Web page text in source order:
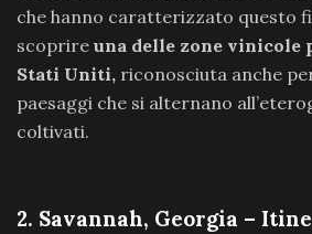
che hanno caratterizzato questo
scoprire una delle zone vinicole
Stati Uniti, riconosciuta anche
paesaggi che si alternano
coltivati.
2. Savannah, Georgia –